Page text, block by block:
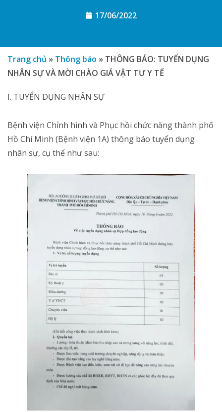
17/06/2022
Trang chủ » Thông báo » THÔNG BÁO: TUYỂN DỤNG
NHÂN SỰ VÀ MỜI CHÀO GIÁ VẬT TƯ Y TẾ
I. TUYỂN DỤNG NHÂN SỰ
Bệnh viện Chỉnh hình và Phục hồi chức năng thành phố
Hồ Chí Minh (Bệnh viện 1A) thông báo tuyển dụng
nhân sự, cụ thể như sau: